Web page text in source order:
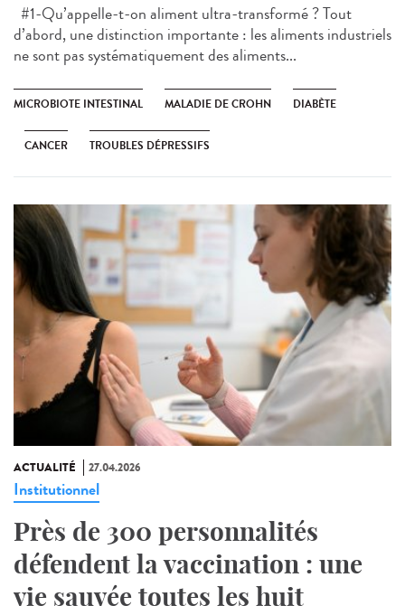
#1-Qu’appelle-t-on aliment ultra-transformé ? Tout
d’abord, une distinction importante : les aliments industriels
ne sont pas systématiquement des aliments...
MICROBIOTE INTESTINAL MALADIE DE CROHN DIABÈTE
CANCER TROUBLES DÉPRESSIFS
ACTUALITÉ 27.04.2026
Institutionnel
Près de 300 personnalités
défendent la vaccination : une
vie sauvée toutes les huit